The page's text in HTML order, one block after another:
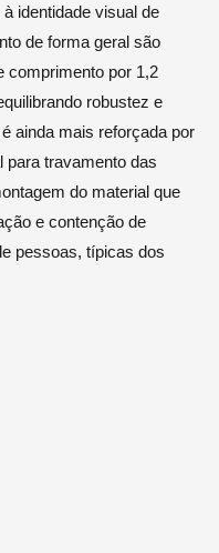
identidade visual de
de forma geral são
comprimento por 1,2
robustez e
ainda mais reforçada por
para travamento das
do material que
e contenção de
pessoas, típicas dos